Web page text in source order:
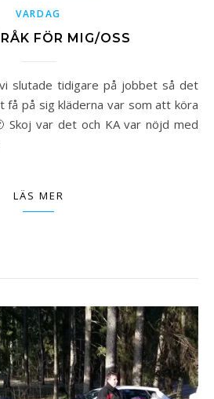
VARDAG
FÖR MIG/OSS
få på sig kläderna var som att köra
Skoj var det och KA var nöjd med
LÄS MER